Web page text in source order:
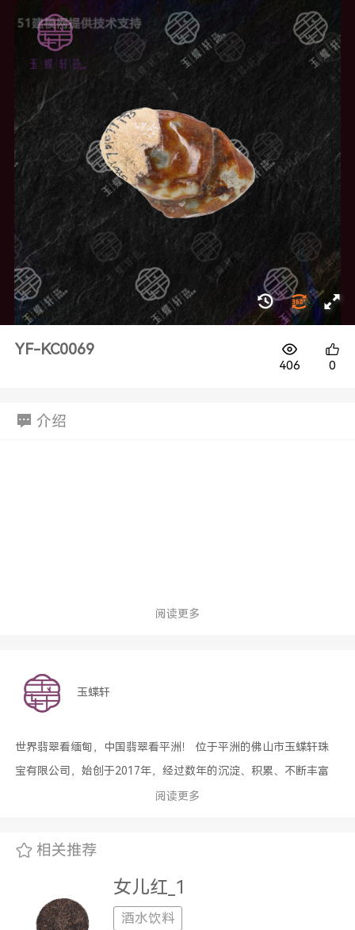
1688
YF-KC0069
406 0
介绍
阅读更多
玉蝶轩
世界翡翠看缅甸，中国翡翠看平洲！ 位于平洲的佛山市玉蝶轩珠
宝有限公司，始创于2017年，经过数年的沉淀、积累、不断丰富
着自己的玉器造型和雕琢技术，更赋予了“玉蝶轩”深刻的文化内涵!
念！ 切、磨、琢、做挂件，做摆件，只有想不到，没有做不到!公
营销团队，售后服务团队...... 您所见到的每一件“玉蝶轩”“玥璞”产
品，都是倾注了公司全体员工的精心制作。
阅读更多
相关推荐
女儿红_1
酒水饮料